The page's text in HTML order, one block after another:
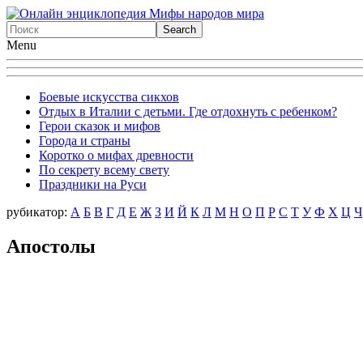
Menu
Боевые искусства сикхов
Отдых в Италии с детьми. Где отдохнуть с ребенком?
Герои сказок и мифов
Города и страны
Коротко о мифах древности
По секрету всему свету
Праздники на Руси
рубикатор: А Б В Г Д Е Ж З И Й К Л М Н О П Р С Т У Ф X Ц Ч
Апостолы